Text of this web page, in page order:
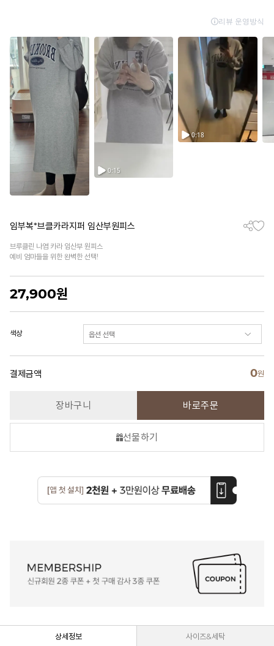
임부복*브클카라지퍼 임산부원피스
브루클린 나염 카라 임산부 원피스
예비 엄마들을 위한 완벽한 선택!
27,900원
색상
결제금액 0원
장바구니 바로주문
선물하기
상세정보 사이즈&세탁